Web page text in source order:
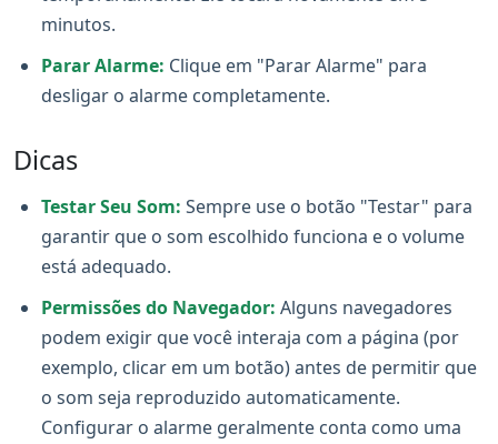
minutos.
Parar Alarme: Clique em "Parar Alarme" para
desligar o alarme completamente.
Dicas
Testar Seu Som: Sempre use o botão "Testar" para
garantir que o som escolhido funciona e o volume
está adequado.
Permissões do Navegador: Alguns navegadores
podem exigir que você interaja com a página (por
exemplo, clicar em um botão) antes de permitir que
o som seja reproduzido automaticamente.
Configurar o alarme geralmente conta como uma